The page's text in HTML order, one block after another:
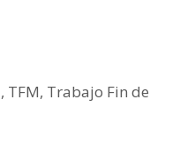
, TFM, Trabajo Fin de